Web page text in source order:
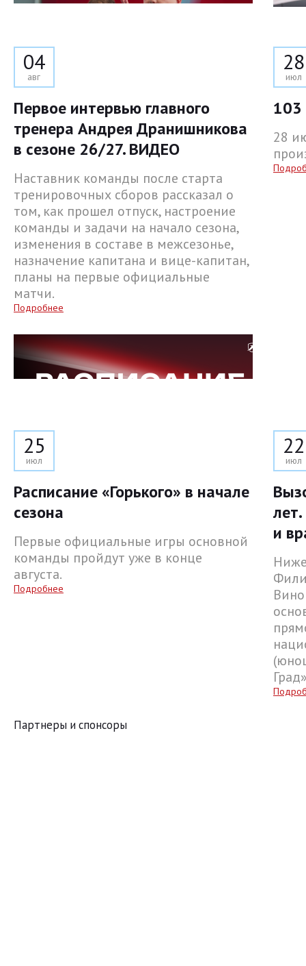
04
авг
Первое интервью главного
тренера Андрея Дранишникова
в сезоне 26/27. ВИДЕО
Наставник команды после старта
тренировочных сборов рассказал о
том, как прошел отпуск, настроение
команды и задачи на начало сезона,
изменения в составе в межсезонье,
назначение капитана и вице-капитан,
планы на первые официальные
матчи.
Подробнее
28
июл
103
28
25
июл
Расписание «Горького» в начале
сезона
Первые официальные игры основной
команды пройдут уже в конце
августа.
Подробнее
22
июл
и
Партнеры и спонсоры